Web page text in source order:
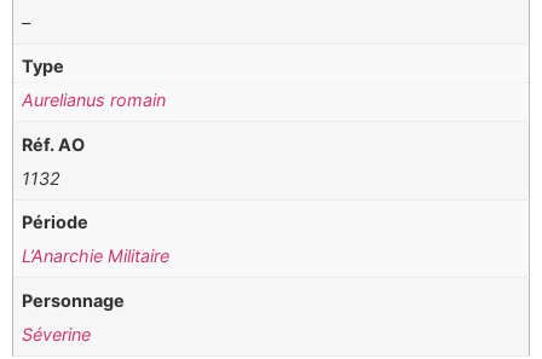
–
Type
Aurelianus romain
Réf. AO
1132
Période
L’Anarchie Militaire
Personnage
Séverine